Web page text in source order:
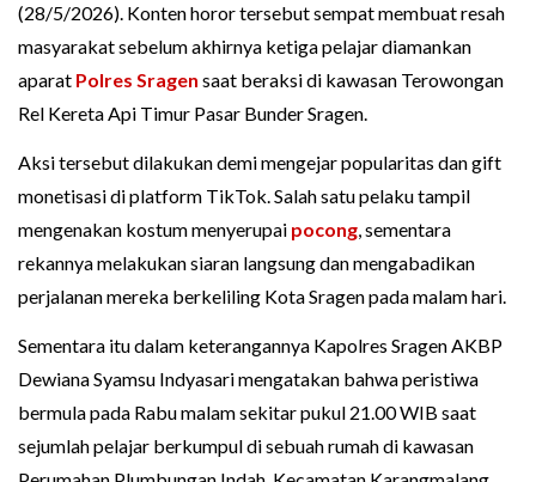
(28/5/2026). Konten horor tersebut sempat membuat resah
masyarakat sebelum akhirnya ketiga pelajar diamankan
aparat Polres Sragen saat beraksi di kawasan Terowongan
Rel Kereta Api Timur Pasar Bunder Sragen.
Aksi tersebut dilakukan demi mengejar popularitas dan gift
monetisasi di platform TikTok. Salah satu pelaku tampil
mengenakan kostum menyerupai pocong, sementara
rekannya melakukan siaran langsung dan mengabadikan
perjalanan mereka berkeliling Kota Sragen pada malam hari.
Sementara itu dalam keterangannya Kapolres Sragen AKBP
Dewiana Syamsu Indyasari mengatakan bahwa peristiwa
bermula pada Rabu malam sekitar pukul 21.00 WIB saat
sejumlah pelajar berkumpul di sebuah rumah di kawasan